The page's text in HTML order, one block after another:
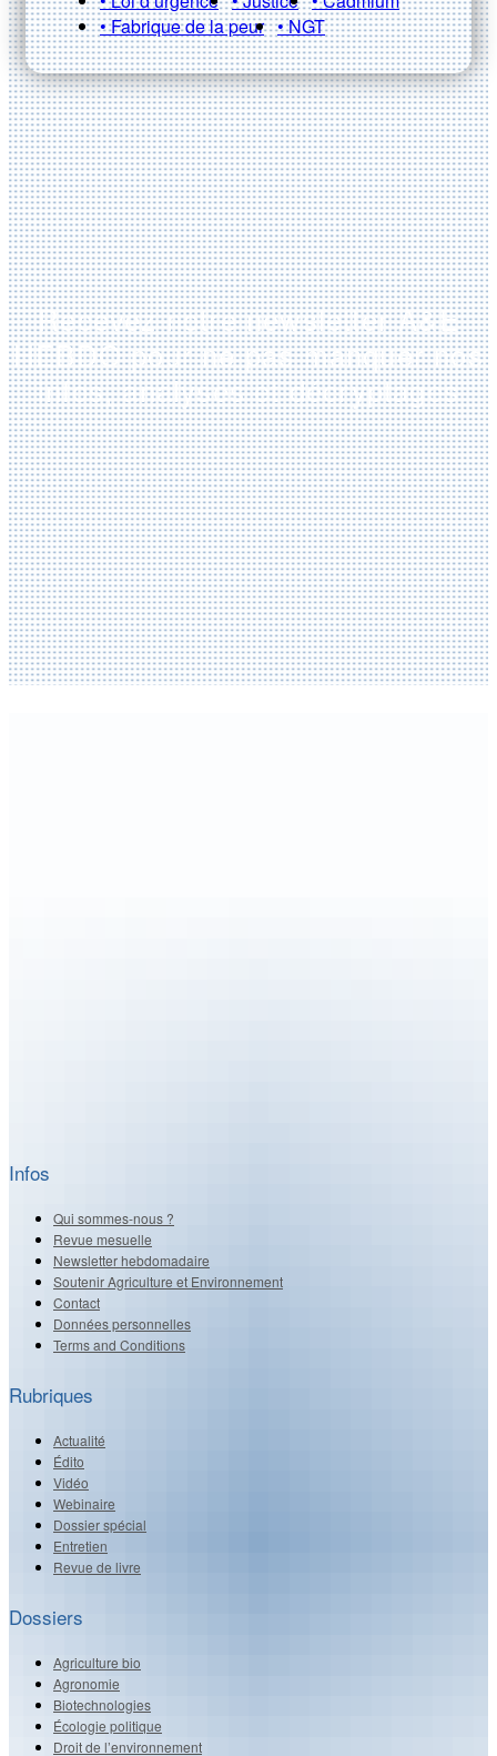
• Fabrique de la peur • NGT
Recevez notre newsletter A&E
HEBDO pour ne pas manquer nos
infos, analyses et décryptages
Infos
Qui sommes-nous ?
Revue mesuelle
Newsletter hebdomadaire
Soutenir Agriculture et Environnement
Contact
Données personnelles
Terms and Conditions
Rubriques
Actualité
Édito
Vidéo
Webinaire
Dossier spécial
Entretien
Revue de livre
Dossiers
Agriculture bio
Agronomie
Biotechnologies
Écologie politique
Droit de l’environnement